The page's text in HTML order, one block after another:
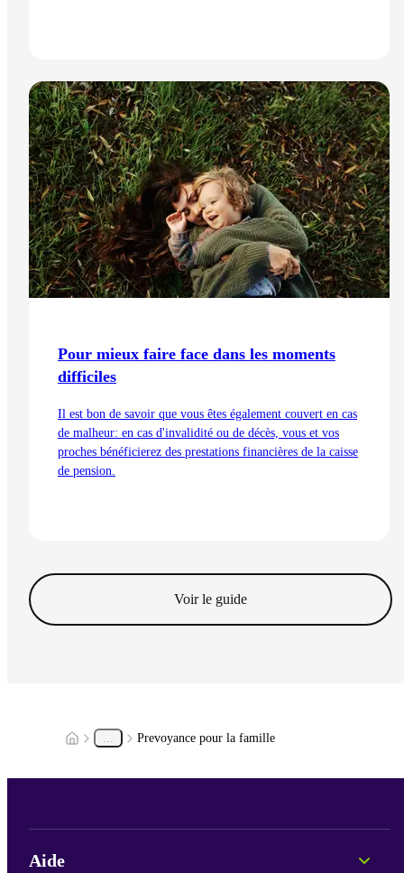
Lire l'article
Pour mieux faire face dans les moments
difficiles
Il est bon de savoir que vous êtes également couvert en cas
de malheur: en cas d'invalidité ou de décès, vous et vos
proches bénéficierez des prestations financières de la caisse
de pension.
Voir le guide
... Prevoyance pour la famille
Aide